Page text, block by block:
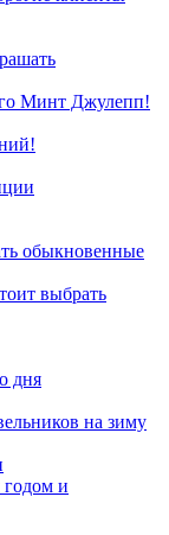
Минт Джулепп!
обыкновенные
выбрать
дня
на зиму
и